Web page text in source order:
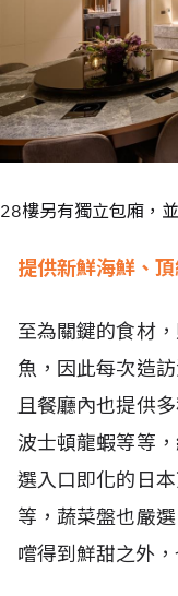
28樓另有獨立包廂，
提供新鮮海鮮、
至為關鍵的食材
魚，因此每次造
且餐廳內也提供
波士頓龍蝦等等
選入口即化的日
等，蔬菜盤也嚴
嚐得到鮮甜之外